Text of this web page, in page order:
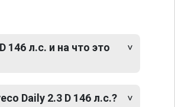
146 л.с. и на что это
Daily 2.3 D 146 л.с.?